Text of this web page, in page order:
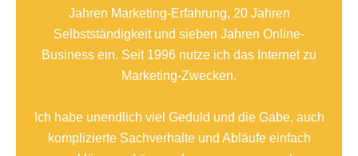
Jahren Marketing-Erfahrung, 20 Jahren
Selbstständigkeit und sieben Jahren Online-
Business ein. Seit 1996 nutze ich das Internet zu
Marketing-Zwecken.
Ich habe unendlich viel Geduld und die Gabe, auch
komplizierte Sachverhalte und Abläufe einfach